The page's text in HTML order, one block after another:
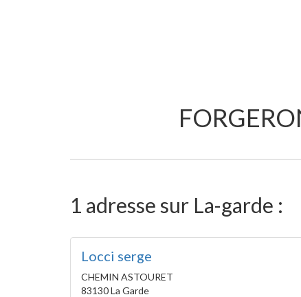
1 adresse sur La-garde :
Locci serge
CHEMIN ASTOURET
83130 La Garde